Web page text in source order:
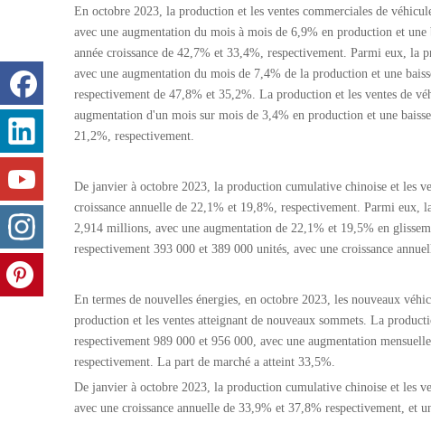
En octobre 2023, la production et les ventes commerciales de
avec une augmentation du mois à mois de 6,9% en production et
année croissance de 42,7% et 33,4%, respectivement. Parmi eux, la
avec une augmentation du mois de 7,4% de la production et une
respectivement de 47,8% et 35,2%. La production et les ventes de
augmentation d'un mois sur mois de 3,4% en production et une
21,2%, respectivement.
De janvier à octobre 2023, la production cumulative chinoise et les
croissance annuelle de 22,1% et 19,8%, respectivement. Parmi
2,914 millions, avec une augmentation de 22,1% et 19,5% en
respectivement 393 000 et 389 000 unités, avec une croissance
En termes de nouvelles énergies, en octobre 2023, les nouveaux
production et les ventes atteignant de nouveaux sommets. La
respectivement 989 000 et 956 000, avec une augmentation
respectivement. La part de marché a atteint 33,5%.
De janvier à octobre 2023, la production cumulative chinoise et les
avec une croissance annuelle de 33,9% et 37,8% respectivement, et